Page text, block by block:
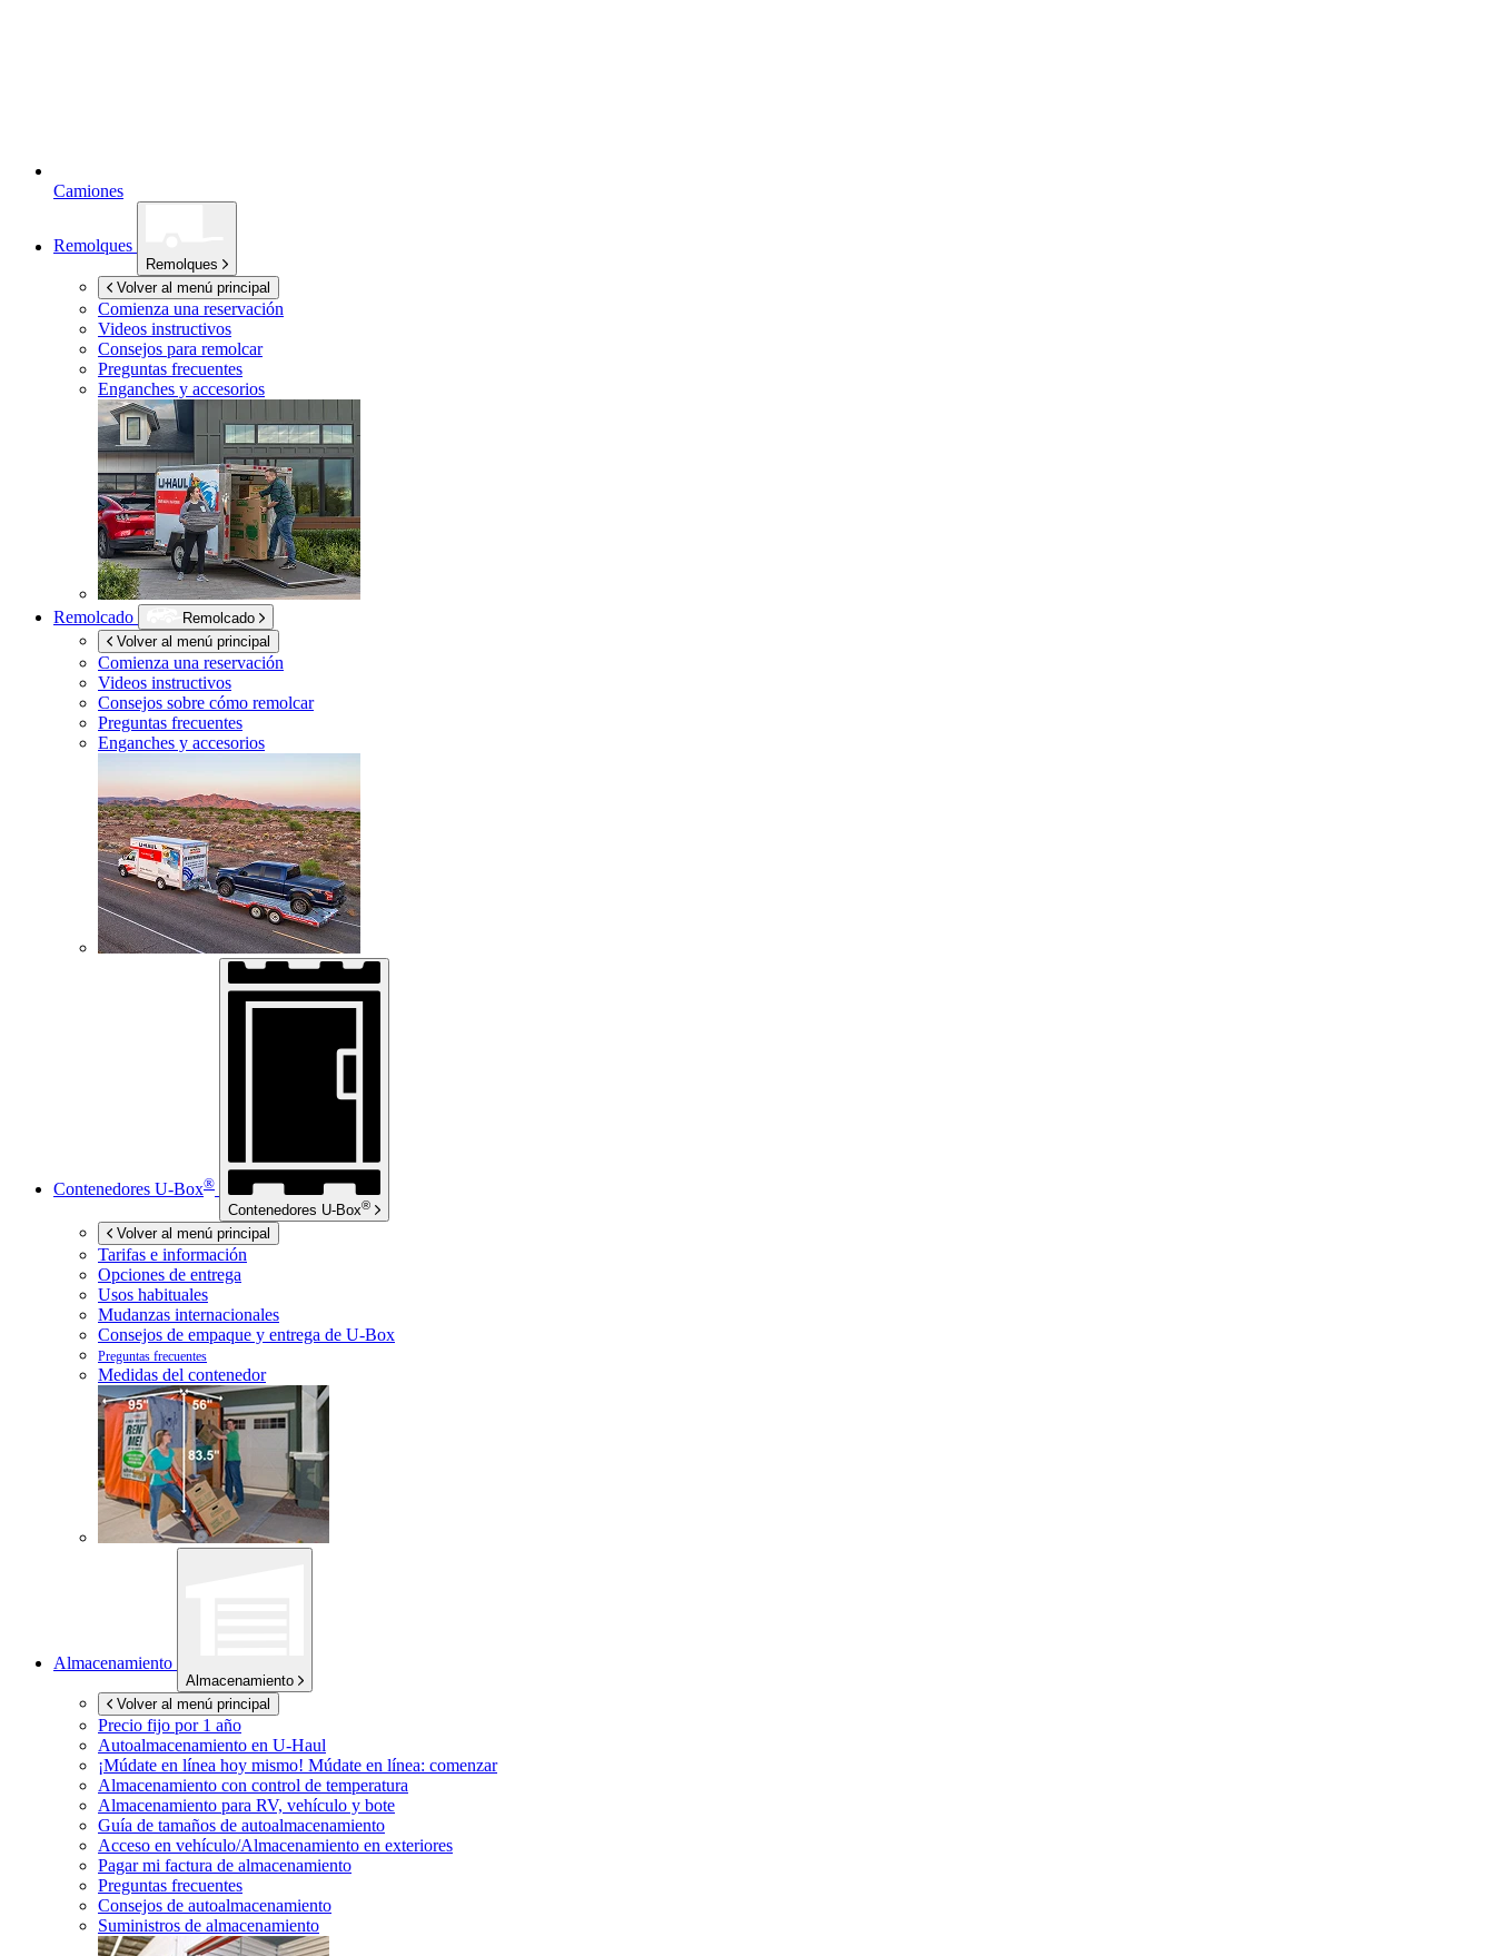
Camiones
Remolques
Remolques
Volver al menú principal
Comienza una reservación
Videos instructivos
Consejos para remolcar
Preguntas frecuentes
Enganches y accesorios
Remolcado
Remolcado
Volver al menú principal
Comienza una reservación
Videos instructivos
Consejos sobre cómo remolcar
Preguntas frecuentes
Enganches y accesorios
Contenedores U-Box®
Contenedores U-Box®
Volver al menú principal
Tarifas e información
Opciones de entrega
Usos habituales
Mudanzas internacionales
Consejos de empaque y entrega de U-Box
Preguntas frecuentes
Medidas del contenedor
Almacenamiento
Almacenamiento
Volver al menú principal
Precio fijo por 1 año
Autoalmacenamiento en U-Haul
¡Múdate en línea hoy mismo! Múdate en línea: comenzar
Almacenamiento con control de temperatura
Almacenamiento para RV, vehículo y bote
Guía de tamaños de autoalmacenamiento
Acceso en vehículo/Almacenamiento en exteriores
Pagar mi factura de almacenamiento
Preguntas frecuentes
Consejos de autoalmacenamiento
Suministros de almacenamiento